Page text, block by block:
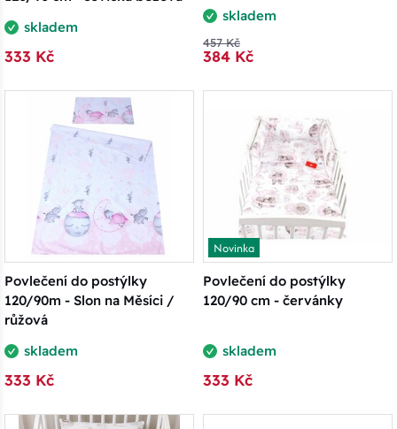
skladem
333 Kč
skladem
457 Kč
384 Kč
Povlečení do postýlky
120/90m - Slon na Měsíci /
růžová
skladem
333 Kč
Novinka
Povlečení do postýlky
120/90 cm - červánky
skladem
333 Kč